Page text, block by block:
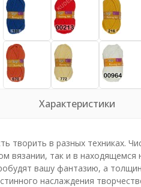
Характеристики
творить в разных техниках.
вязании, так и в находящемся
вашу фантазию, а
наслаждения